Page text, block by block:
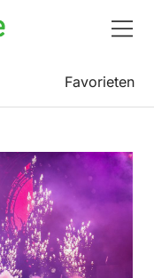
Favorieten